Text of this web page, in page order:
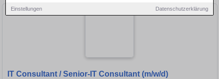
Einstellungen Datenschutzerklärung
IT Consultant / Senior-IT Consultant (m/w/d)